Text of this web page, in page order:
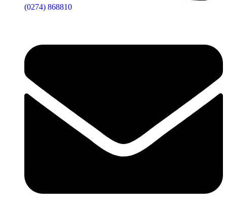
(0274) 868810